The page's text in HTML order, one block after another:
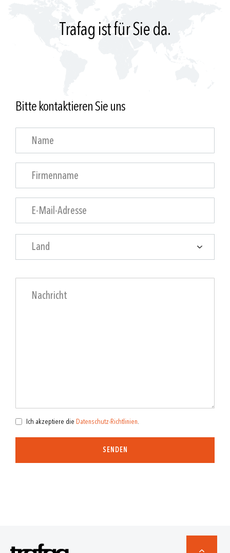
Trafag ist für Sie da.
Bitte kontaktieren Sie uns
Land
Ich akzeptiere die Datenschutz-Richtlinien.
SENDEN